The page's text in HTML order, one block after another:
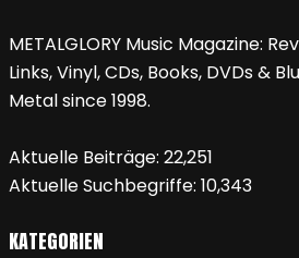
METALGLORY Music Magazine:
Links, Vinyl, CDs, Books, DVDs &
Metal since 1998.
Aktuelle Beiträge: 22,251
Aktuelle Suchbegriffe: 10,343
KATEGORIEN